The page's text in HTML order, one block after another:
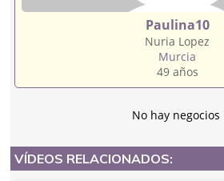
Paulina10
Nuria Lopez
Murcia
49 años
No hay negocios
VÍDEOS RELACIONADOS: